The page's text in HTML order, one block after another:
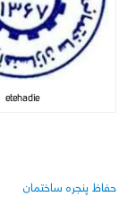
etehadie
حفاظ پنجره ساختمان